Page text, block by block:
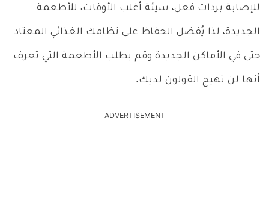
للإصابة بردات فعل، سيئة أغلب الأوقات، للأطعمة
الجديدة، لذا يُفضل الحفاظ على نظامك الغذائي المعتاد
حتى في الأماكن الجديدة وقم بطلب الأطعمة التي تعرف
أنها لن تهيج القولون لديك.
ADVERTISEMENT